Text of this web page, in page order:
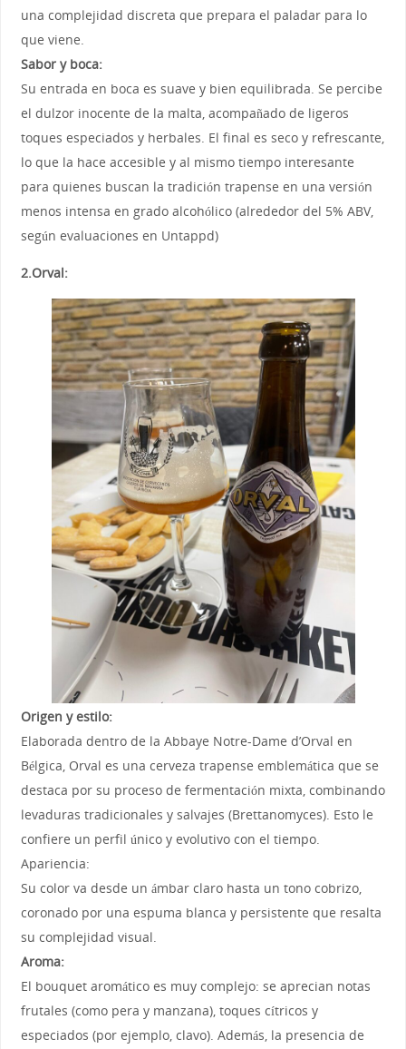
una complejidad discreta que prepara el paladar para lo
que viene.
Sabor y boca:
Su entrada en boca es suave y bien equilibrada. Se percibe
el dulzor inocente de la malta, acompañado de ligeros
toques especiados y herbales. El final es seco y refrescante,
lo que la hace accesible y al mismo tiempo interesante
para quienes buscan la tradición trapense en una versión
menos intensa en grado alcohólico (alrededor del 5% ABV,
según evaluaciones en Untappd)
2.Orval:
Origen y estilo:
Elaborada dentro de la Abbaye Notre-Dame d’Orval en
Bélgica, Orval es una cerveza trapense emblemática que se
destaca por su proceso de fermentación mixta, combinando
levaduras tradicionales y salvajes (Brettanomyces). Esto le
confiere un perfil único y evolutivo con el tiempo.
Apariencia:
Su color va desde un ámbar claro hasta un tono cobrizo,
coronado por una espuma blanca y persistente que resalta
su complejidad visual.
Aroma:
El bouquet aromático es muy complejo: se aprecian notas
frutales (como pera y manzana), toques cítricos y
especiados (por ejemplo, clavo). Además, la presencia de